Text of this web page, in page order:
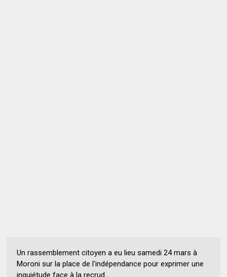
Un rassemblement citoyen a eu lieu samedi 24 mars à
Moroni sur la place de l'indépendance pour exprimer une
inquiétude face à la recrud...